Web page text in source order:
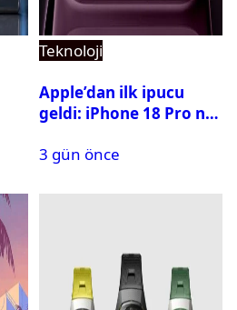
Teknoloji
Apple’dan ilk ipucu
geldi: iPhone 18 Pro ne
3 gün önce